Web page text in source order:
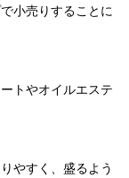
小売りすることに
トやオイルエステ
やすく、盛るよう